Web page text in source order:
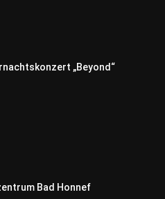
„Beyond“
Bad Honnef